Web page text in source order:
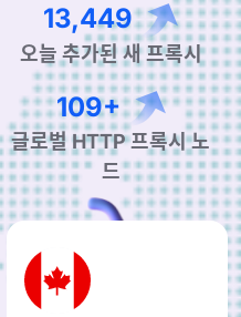
20,770
오늘 추가된 새 프록시
169+
글로벌 HTTP 프록시 노
드